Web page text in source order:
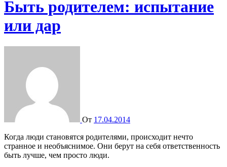
Быть родителем: испытание
или дар
От 17.04.2014
Когда люди становятся родителями, происходит нечто
странное и необъяснимое. Они берут на себя ответственность
быть лучше, чем просто люди.